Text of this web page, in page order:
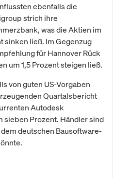
ebenfalls die
strich ihre
was die Aktien im
sinken ließ. Im Gegenzug
für Hannover Rück
um 1,5 Prozent steigen ließ.
von guten US-Vorgaben
Quartalsbericht
Autodesk
sieben Prozent. Händler sind
deutschen Bausoftware-